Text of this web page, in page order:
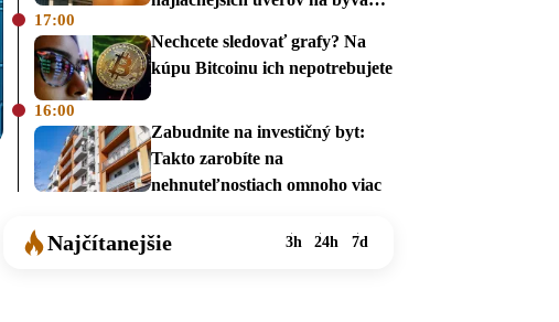
17:00
Nechcete sledovať grafy? Na
kúpu Bitcoinu ich nepotrebujete
16:00
Zabudnite na investičný byt:
Takto zarobíte na
nehnuteľnostiach omnoho viac
Najčítanejšie 3h 24h 7d